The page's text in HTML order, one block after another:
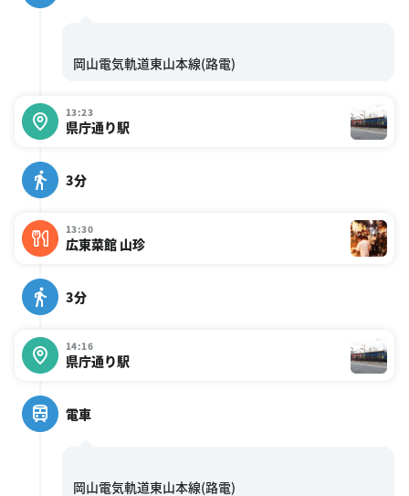
13:23
県庁通り駅
3分
13:30
広東菜館 山珍
3分
14:16
県庁通り駅
電車